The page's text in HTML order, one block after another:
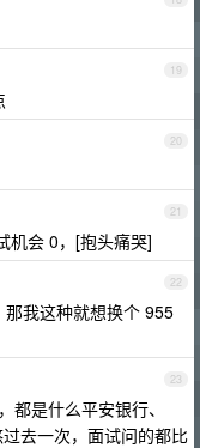
19
20
21
机会 0，[抱头痛哭]
22
我这种就想换个 955
23
都是什么平安银行、
去一次，面试问的都比